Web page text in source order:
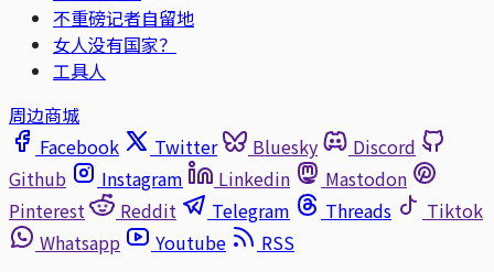
不重磅记者自留地
女人没有国家？
工具人
周边商城
Facebook
Twitter Bluesky
Discord
Github
Instagram Linkedin
Mastodon
Pinterest
Reddit Telegram Threads
Tiktok
Whatsapp
Youtube
RSS